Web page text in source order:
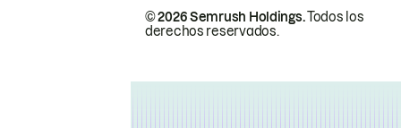
© 2026 Semrush Holdings.Todos los
derechos reservados.